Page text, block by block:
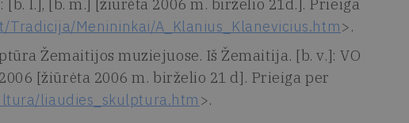
l.], [b. m.] [žiūrėta 2006 m. birželio 21d.]. Prieiga
Tradicija/Menininkai/A_Klanius_Klanevicius.htm>.
Žemaitijos muziejuose. Iš Žemaitija. [b. v.]: VO
[žiūrėta 2006 m. birželio 21 d]. Prieiga per
liaudies_skulptura.htm >.